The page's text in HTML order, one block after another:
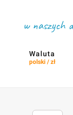
w naszych
Waluta
polski / zł